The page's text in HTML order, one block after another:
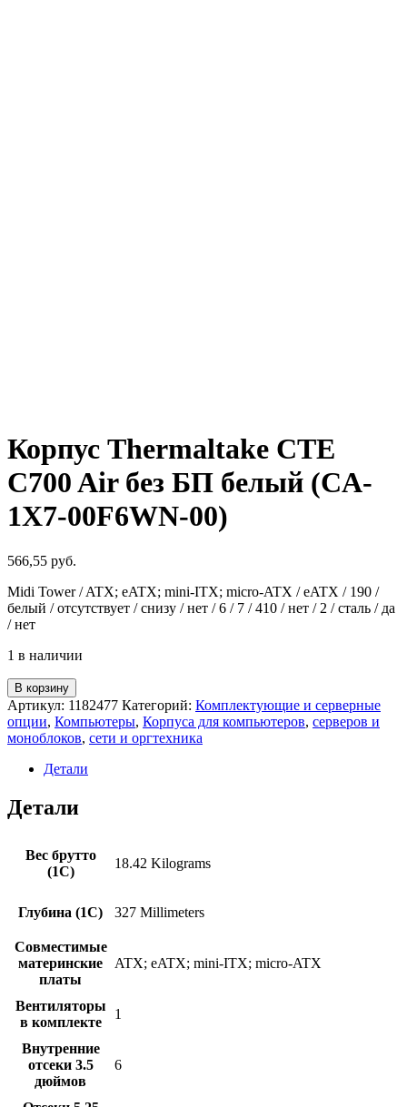
Корпус Thermaltake CTE
C700 Air без БП белый (CA-
1X7-00F6WN-00)
566,55 руб.
Midi Tower / ATX; eATX; mini-ITX; micro-ATX / eATX / 190 /
белый / отсутствует / снизу / нет / 6 / 7 / 410 / нет / 2 / сталь / да
/ нет
1 в наличии
Количество
товара
Корпус
Thermaltake
C700
без
БП
(CA-
1X7-
00F6WN-
В корзину
Артикул: 1182477 Категорий: Комплектующие и серверные
опции, Компьютеры, Корпуса для компьютеров, серверов и
моноблоков, сети и оргтехника
Детали
Детали
Вес брутто
(1С)
18.42 Kilograms
Глубина (1С) 327 Millimeters
Совместимые
материнские
платы
ATX; eATX; mini-ITX; micro-ATX
Вентиляторы
в комплекте
1
Внутренние
отсеки 3.5
дюймов
6